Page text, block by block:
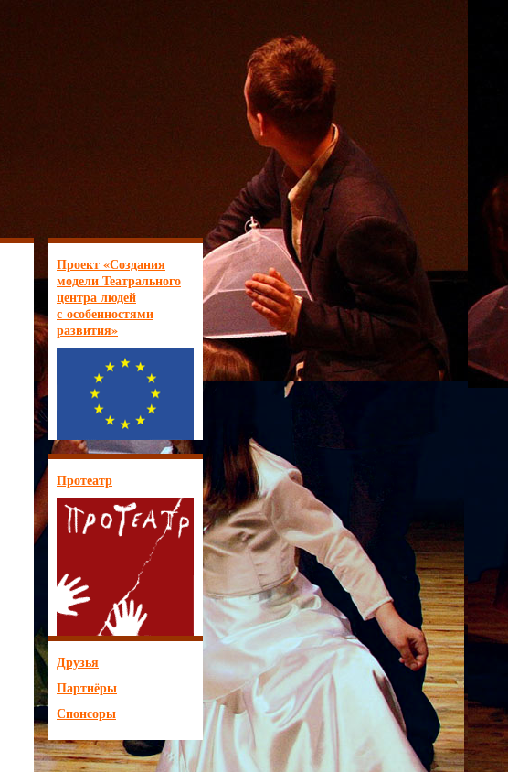
Проект «Создания
модели Театрального
центра людей
с особенностями
развития»
Протеатр
Друзья
Партнёры
Спонсоры